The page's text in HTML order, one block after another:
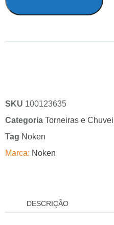
SKU 100123635
Categoria Torneiras e
Tag Noken
Marca: Noken
DESCRIÇÃO